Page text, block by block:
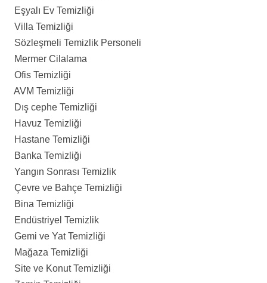
Eşyalı Ev Temizliği
Villa Temizliği
Sözleşmeli Temizlik Personeli
Mermer Cilalama
Ofis Temizliği
AVM Temizliği
Dış cephe Temizliği
Havuz Temizliği
Hastane Temizliği
Banka Temizliği
Yangın Sonrası Temizlik
Çevre ve Bahçe Temizliği
Bina Temizliği
Endüstriyel Temizlik
Gemi ve Yat Temizliği
Mağaza Temizliği
Site ve Konut Temizliği